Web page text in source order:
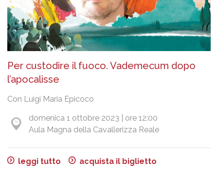
Per custodire il fuoco. Vademecum dopo
l’apocalisse
Con Luigi Maria Epicoco
domenica 1 ottobre 2023 | ore 12:00
Aula Magna della Cavallerizza Reale
leggi tutto acquista il biglietto